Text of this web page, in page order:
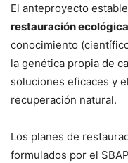
El anteproyecto
restauración ecológica
conocimiento
la genética propia de
soluciones eficaces y
recuperación natural.
Los planes de
formulados por el